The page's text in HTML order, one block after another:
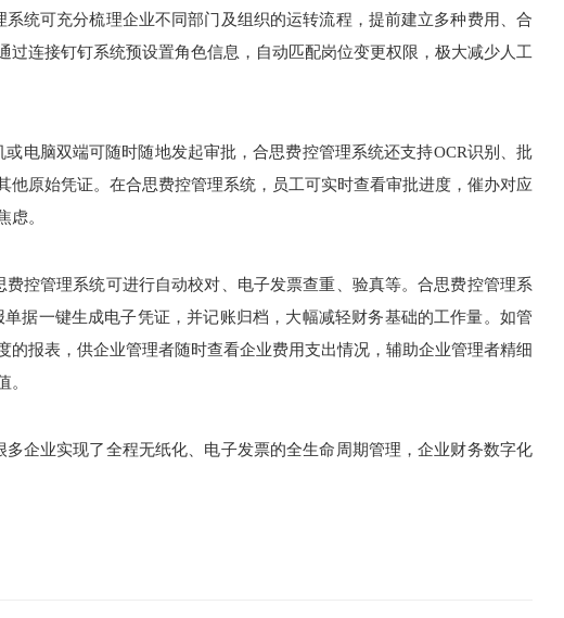
统可充分梳理企业不同部门及组织的运转流程，提前建立多种费用、合
过连接钉钉系统预设置角色信息，自动匹配岗位变更权限，极大减少人工
电脑双端可随时随地发起审批，合思费控管理系统还支持OCR识别、批
他原始凭证。在合思费控管理系统， 员工可实时查看审批进度，催办对应
虑。
控管理系统可进行自动校对、电子发票查重、验真等。合思费控管理系
据一键生成电子凭证，并记账归档，大幅减轻财务基础的工作量。如管
报表，供企业管理者随时查看企业费用支出情况，辅助企业管理者精细
。
企业实现了全程无纸化、电子发票的全生命周期管理，企业财务数字化